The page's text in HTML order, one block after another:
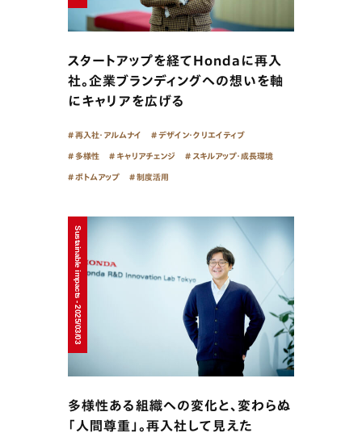
スタートアップを経てHondaに再入
社。企業ブランディングへの想いを軸
にキャリアを広げる
再入社・アルムナイ デザイン・クリエイティブ
多様性 キャリアチェンジ スキルアップ・成長環境
ボトムアップ 制度活用
Sustainable impacts - 2025/03/03
多様性ある組織への変化と、変わらぬ
「人間尊重」。再入社して見えた